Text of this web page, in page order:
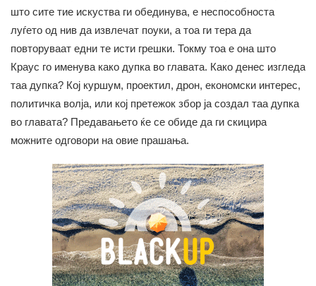
што сите тие искуства ги обединува, е неспособноста
луѓето од нив да извлечат поуки, а тоа ги тера да
повторуваат едни те исти грешки. Токму тоа е она што
Краус го именува како дупка во главата. Како денес изгледа
таа дупка? Кој куршум, проектил, дрон, економски интерес,
политичка волја, или кој претежок збор ја создал таа дупка
во главата? Предавањето ќе се обиде да ги скицира
можните одговори на овие прашања.